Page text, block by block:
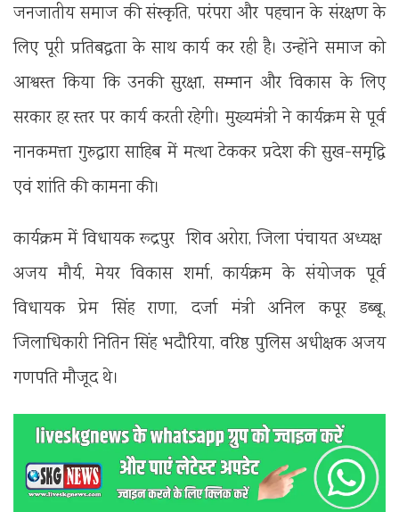
जनजातीय समाज की संस्कृति, परंपरा और पहचान के संरक्षण के
लिए पूरी प्रतिबद्धता के साथ कार्य कर रही है। उन्होंने समाज को
आश्वस्त किया कि उनकी सुरक्षा, सम्मान और विकास के लिए
सरकार हर स्तर पर कार्य करती रहेगी। मुख्यमंत्री ने कार्यक्रम से पूर्व
नानकमत्ता गुरुद्वारा साहिब में मत्था टेककर प्रदेश की सुख-समृद्धि
एवं शांति की कामना की।
कार्यक्रम में विधायक रूद्रपुर शिव अरोरा, जिला पंचायत अध्यक्ष
अजय मौर्य, मेयर विकास शर्मा, कार्यक्रम के संयोजक पूर्व
विधायक प्रेम सिंह राणा, दर्जा मंत्री अनिल कपूर डब्बू,
जिलाधिकारी नितिन सिंह भदौरिया, वरिष्ठ पुलिस अधीक्षक अजय
गणपति मौजूद थे।